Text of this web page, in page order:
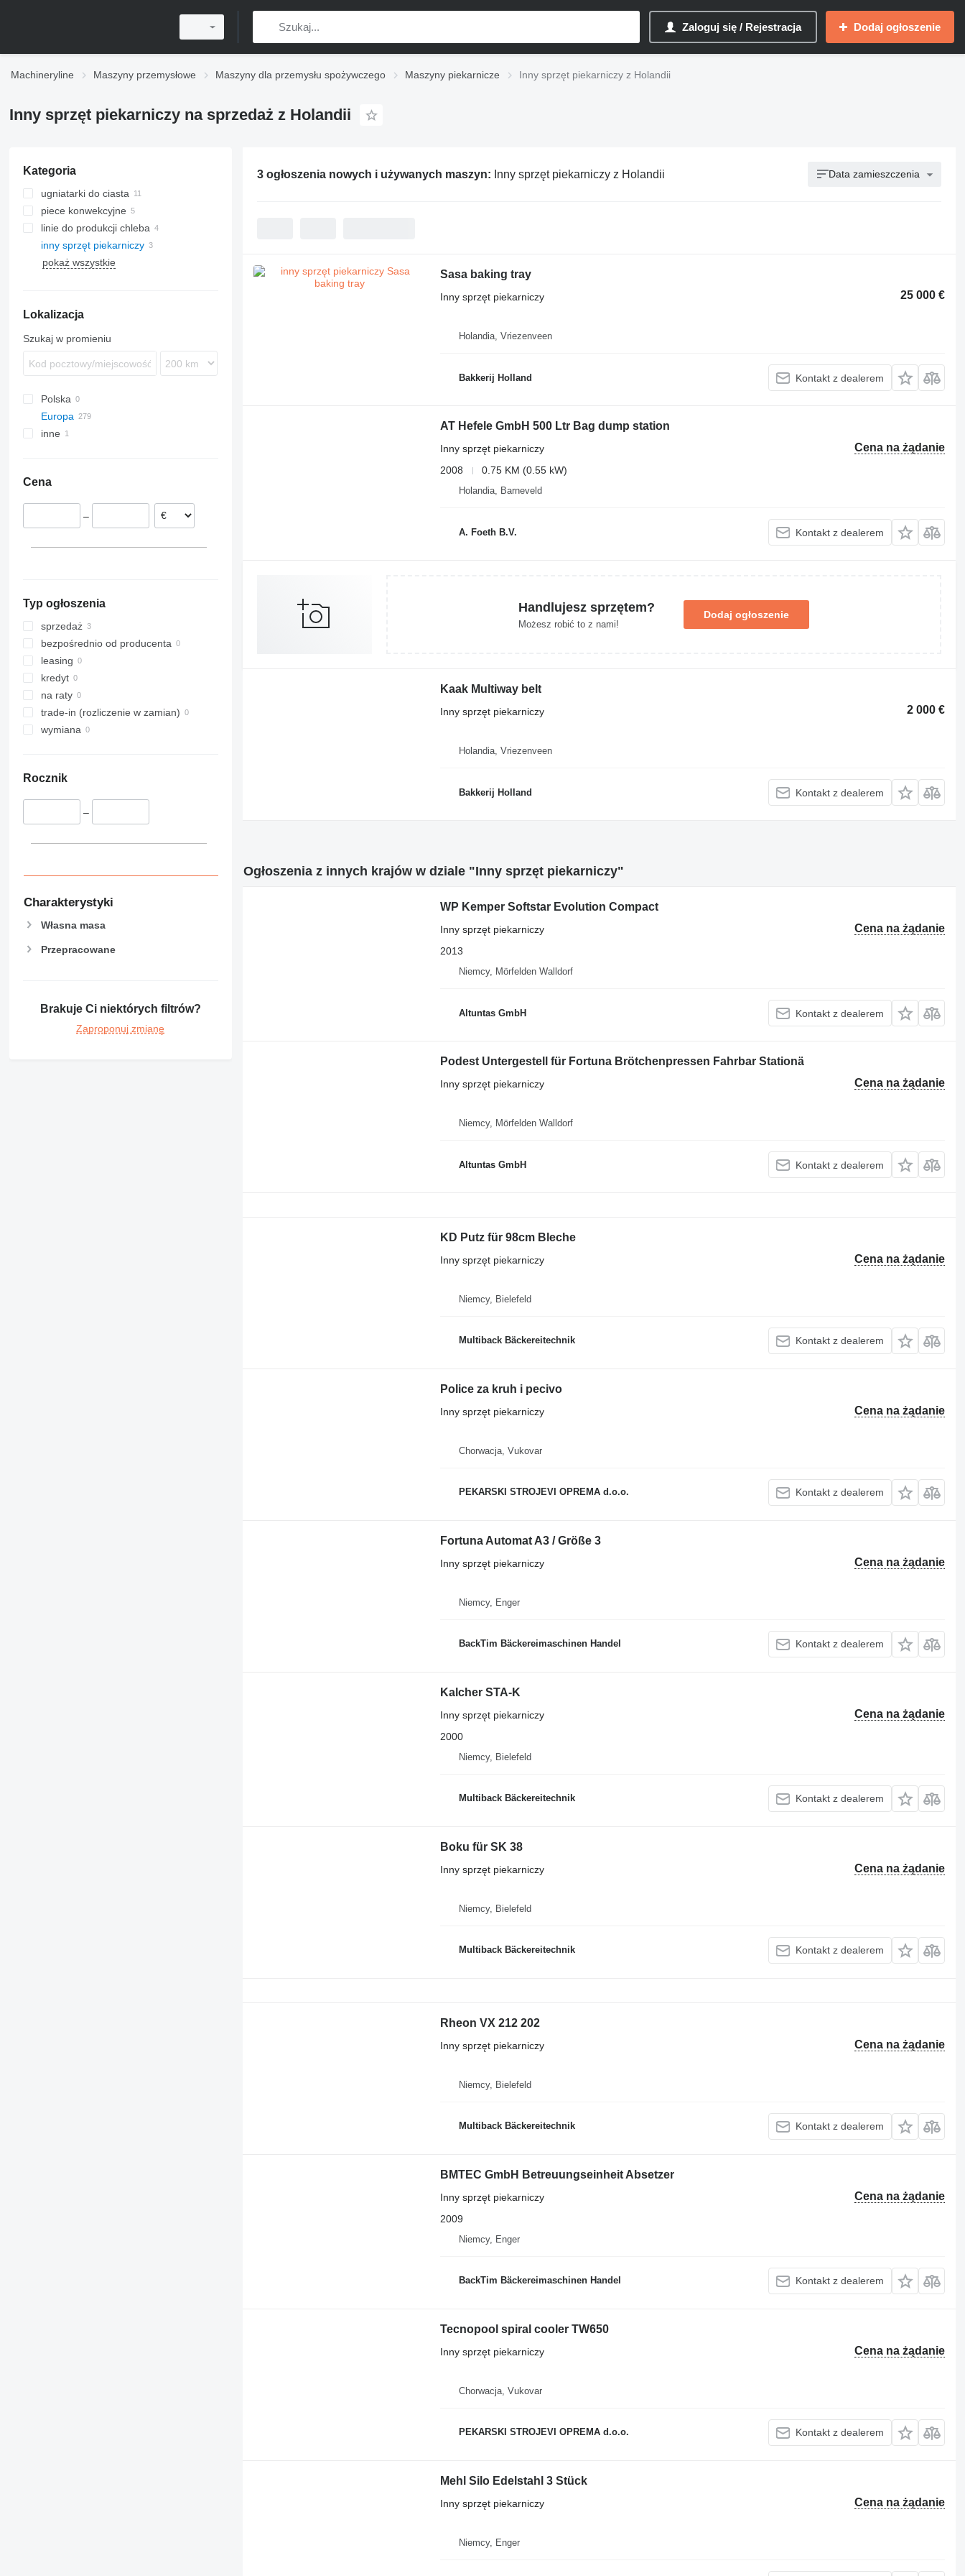
Zaloguj się / Rejestracja Dodaj ogłoszenie
Machineryline Maszyny przemysłowe Maszyny dla przemysłu spożywczego Maszyny piekarnicze Inny sprzęt piekarniczy z Holandii
Inny sprzęt piekarniczy na sprzedaż z Holandii
Kategoria
ugniatarki do ciasta
piece konwekcyjne
linie do produkcji chleba
inny sprzęt piekarniczy
pokaż wszystkie
Lokalizacja
Szukaj w promieniu
Polska
Europa
Vriezenveen
Barneveld
Estonia
Słowacja
inne
Cena
–
Typ ogłoszenia
sprzedaż
bezpośrednio od producenta
leasing
kredyt
na raty
trade-in (rozliczenie w zamian)
wymiana
Rocznik
–
Charakterystyki
Własna masa
Przepracowane
Brakuje Ci niektórych filtrów?
Zaproponuj zmianę
3 ogłoszenia nowych i używanych maszyn: Inny sprzęt piekarniczy z Holandii Data zamieszczenia
Sasa baking tray
25 000 €
Inny sprzęt piekarniczy
Holandia, Vriezenveen
Bakkerij Holland Kontakt z dealerem
AT Hefele GmbH 500 Ltr Bag dump station
Cena na żądanie
Inny sprzęt piekarniczy
2008
0.75 KM (0.55 kW)
Holandia, Barneveld
A. Foeth B.V. Kontakt z dealerem
Handlujesz sprzętem?
Możesz robić to z nami!
Dodaj ogłoszenie
Kaak Multiway belt
2 000 €
Inny sprzęt piekarniczy
Holandia, Vriezenveen
Bakkerij Holland Kontakt z dealerem
Ogłoszenia z innych krajów w dziale "Inny sprzęt piekarniczy"
WP Kemper Softstar Evolution Compact
Cena na żądanie
Inny sprzęt piekarniczy
2013
Niemcy, Mörfelden Walldorf
Altuntas GmbH Kontakt z dealerem
Podest Untergestell für Fortuna Brötchenpressen Fahrbar Stationä
Cena na żądanie
Inny sprzęt piekarniczy
Niemcy, Mörfelden Walldorf
Altuntas GmbH Kontakt z dealerem
KD Putz für 98cm Bleche
Cena na żądanie
Inny sprzęt piekarniczy
Niemcy, Bielefeld
Multiback Bäckereitechnik Kontakt z dealerem
Police za kruh i pecivo
Cena na żądanie
Inny sprzęt piekarniczy
Chorwacja, Vukovar
PEKARSKI STROJEVI OPREMA d.o.o. Kontakt z dealerem
Fortuna Automat A3 / Größe 3
Cena na żądanie
Inny sprzęt piekarniczy
Niemcy, Enger
BackTim Bäckereimaschinen Handel Kontakt z dealerem
Kalcher STA-K
Cena na żądanie
Inny sprzęt piekarniczy
2000
Niemcy, Bielefeld
Multiback Bäckereitechnik Kontakt z dealerem
Boku für SK 38
Cena na żądanie
Inny sprzęt piekarniczy
Niemcy, Bielefeld
Multiback Bäckereitechnik Kontakt z dealerem
Rheon VX 212 202
Cena na żądanie
Inny sprzęt piekarniczy
Niemcy, Bielefeld
Multiback Bäckereitechnik Kontakt z dealerem
BMTEC GmbH Betreuungseinheit Absetzer
Cena na żądanie
Inny sprzęt piekarniczy
2009
Niemcy, Enger
BackTim Bäckereimaschinen Handel Kontakt z dealerem
Tecnopool spiral cooler TW650
Cena na żądanie
Inny sprzęt piekarniczy
Chorwacja, Vukovar
PEKARSKI STROJEVI OPREMA d.o.o. Kontakt z dealerem
Mehl Silo Edelstahl 3 Stück
Cena na żądanie
Inny sprzęt piekarniczy
Niemcy, Enger